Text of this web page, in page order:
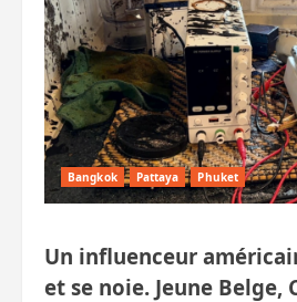
Bangkok Pattaya Phuket
Un influenceur
et se noie. Jeune Belge,